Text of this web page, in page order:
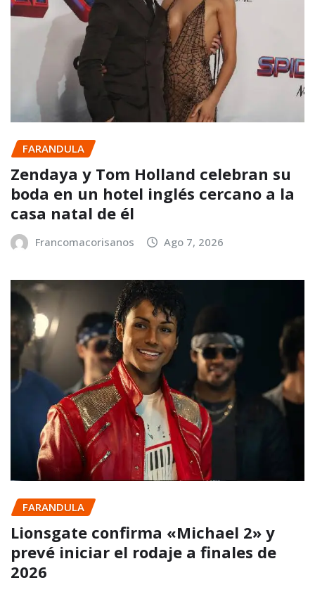
FARANDULA
Zendaya y Tom Holland celebran su
boda en un hotel inglés cercano a la
casa natal de él
Francomacorisanos Ago 7, 2026
FARANDULA
Lionsgate confirma «Michael 2» y
prevé iniciar el rodaje a finales de
2026